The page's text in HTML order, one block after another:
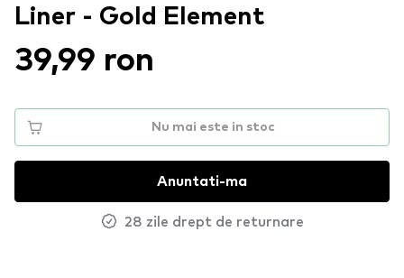
Liner - Gold Element
39,99 ron
Nu mai este in stoc
Anuntati-ma
28 zile drept de returnare